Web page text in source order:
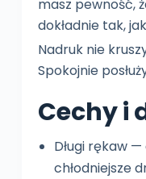
masz pewność,
dokładnie tak,
Nadruk nie
Spokojnie
Cechy i
Długi rękaw
chłodniejsze